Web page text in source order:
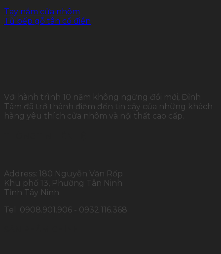
Tay nắm cửa nhôm
Tủ bếp gỗ tân cổ điển
Với hành trình 10 năm không ngừng đổi mới, Đỉnh
Tâm đã trở thành điểm đến tin cậy của những khách
hàng yêu thích cửa nhôm và nội thất cao cấp.
Address: 180 Nguyễn Văn Rốp
Khu phố 13, Phường Tân Ninh
Tỉnh Tây Ninh
Tel: 0908.901.906 - 0932.116.368